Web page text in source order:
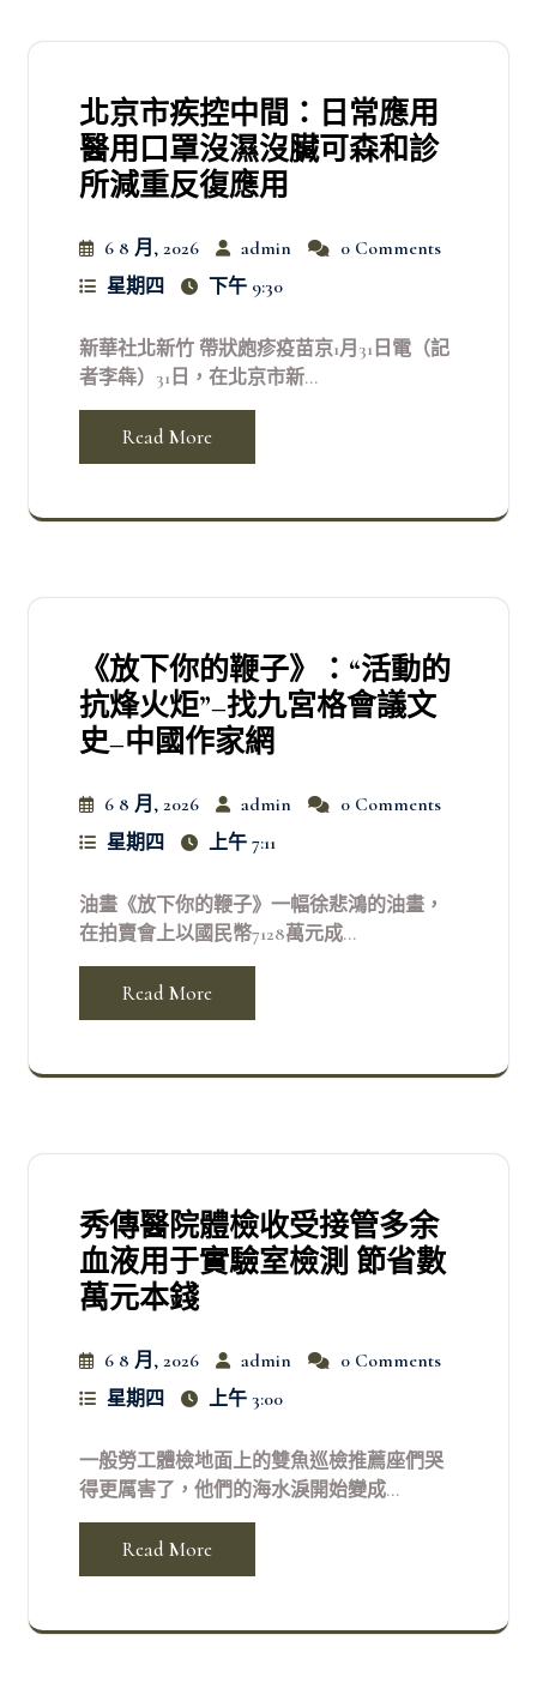
北京市疾控中間：日常應用
醫用口罩沒濕沒臟可森和診
所減重反復應用
6 8 月, 2026 admin
0 Comments
星期四
下午 9:30
新華社北新竹 帶狀皰疹疫苗京1月31日電（記
者李犇）31日，在北京市新...
Read More
《放下你的鞭子》：“活動的
抗烽火炬”–找九宮格會議文
史–中國作家網
6 8 月, 2026 admin
0 Comments
星期四
上午 7:11
油畫《放下你的鞭子》一幅徐悲鴻的油畫，
在拍賣會上以國民幣7128萬元成...
Read More
秀傳醫院體檢收受接管多余
血液用于實驗室檢測 節省數
萬元本錢
6 8 月, 2026 admin
0 Comments
星期四
上午 3:00
一般勞工體檢地面上的雙魚巡檢推薦座們哭
得更厲害了，他們的海水淚開始變成...
Read More